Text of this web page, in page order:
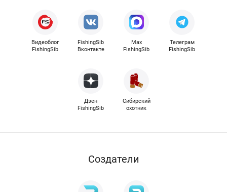
Видеоблог
FishingSib
FishingSib
Вконтакте
Max
FishingSib
Телеграм
FishingSib
Дзен
FishingSib
Сибирский
охотник
Cоздатели